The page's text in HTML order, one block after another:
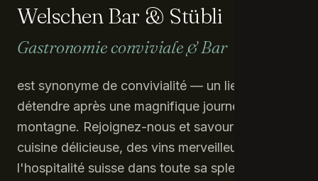
Welschen Bar & Stübli
Gastronomie conviviale & Bar
est synonyme de convivialité — un lieu pour se
détendre après une magnifique journée en
montagne. Rejoignez-nous et savourez une
cuisine délicieuse, des vins merveilleux et
l'hospitalité suisse dans toute sa splendeur !